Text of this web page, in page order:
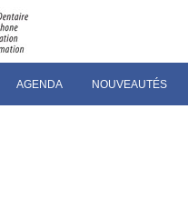
AGENDA NOUVEAUTÉS